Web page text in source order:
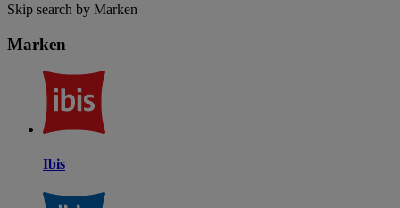
Skip search by Marken
Marken
Ibis